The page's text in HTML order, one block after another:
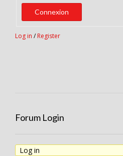
Connexion
Log in / Register
Forum Login
Log in